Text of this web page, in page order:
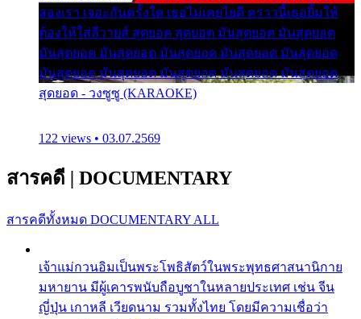
สองเรา เจอะกันครั้งใด เธอไม่เคยไยดี คราวนี้เธอยิ้มให้
ต้องให้ใส่ลีวายส์ สุดยอด สุดยอด มันสุดยอด มันสุดยอด
มันสุดยอด มันสุดยอด มันสุดยอด มันสุดยอด มันสุดยอด
มันสุดยอด มันสุดยอด มันสุดยอด มันสุดยอด มันสุดยอด
สุดยอด - วงซูซู (KARAOKE)
122 views • 03.07.2569
สารคดี | DOCUMENTARY
สารคดีทั้งหมด DOCUMENTARY ALL
เจ้าแม่กวนอิมเป็นพระโพธิสัตว์ในพระพุทธศาสนานิกาย
มหายาน มีผู้เคารพนับถือบูชาในหลายประเทศ เช่น จีน
ญี่ปุ่น เกาหลี เวียดนาม รวมทั้งไทย โดยมีความเชื่อว่า